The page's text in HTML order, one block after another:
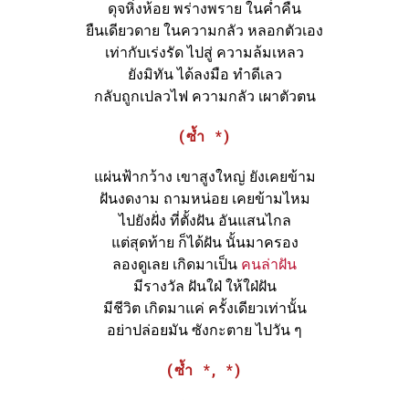
ดุจหิ่งห้อย พร่างพราย ในค่ำคืน
ยืนเดียวดาย ในความกลัว หลอกตัวเอง
เท่ากับเร่งรัด ไปสู่ ความล้มเหลว
ยังมิทัน ได้ลงมือ ทำดีเลว
กลับถูกเปลวไฟ ความกลัว เผาตัวตน
(ซ้ำ *)
แผ่นฟ้ากว้าง เขาสูงใหญ่ ยังเคยข้าม
ฝันงดงาม ถามหน่อย เคยข้ามไหม
ไปยังฝั่ง ที่ตั้งฝัน อันแสนไกล
แต่สุดท้าย ก็ได้ฝัน นั้นมาครอง
ลองดูเลย เกิดมาเป็น คนล่าฝัน
มีรางวัล ฝันใฝ่ ให้ใฝ่ฝัน
มีชีวิต เกิดมาแค่ ครั้งเดียวเท่านั้น
อย่าปล่อยมัน ซังกะตาย ไปวัน ๆ
(ซ้ำ *, *)